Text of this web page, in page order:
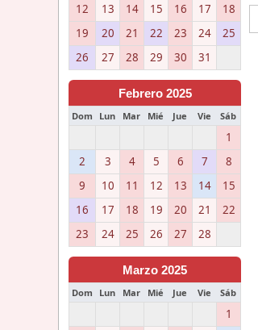
12
13 14 15 16 17
18
19
20 21 22 23 24
25
26
27 28 29 30 31
Febrero 2025
Dom Lun Mar Mié Jue Vie Sáb
1
2
3 4 5 6 7
8
9
10 11 12 13 14
15
16
17 18 19 20 21
22
23
24 25 26 27 28
Marzo 2025
Dom Lun Mar Mié Jue Vie Sáb
1